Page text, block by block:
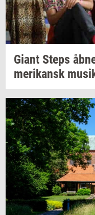
Giant Steps
me­ri­kansk